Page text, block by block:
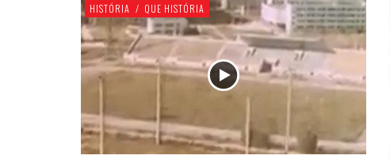
HISTÓRIA / QUE HISTÓRIA